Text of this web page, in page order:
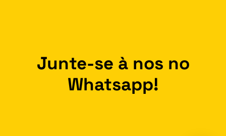
Junte-se à nos no
Whatsapp!